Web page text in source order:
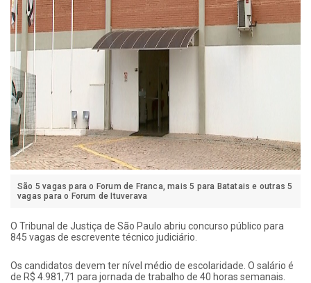
São 5 vagas para o Forum de Franca, mais 5 para Batatais e outras 5
vagas para o Forum de Ituverava
O Tribunal de Justiça de São Paulo abriu concurso público para
845 vagas de escrevente técnico judiciário.
Os candidatos devem ter nível médio de escolaridade. O salário é
de R$ 4.981,71 para jornada de trabalho de 40 horas semanais.